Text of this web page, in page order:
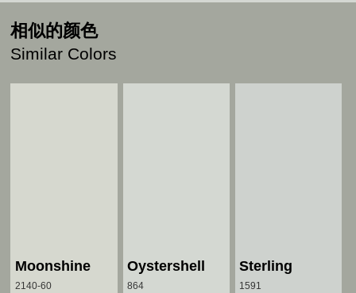
相似的颜色
Similar Colors
Moonshine
2140-60
Oystershell
864
Sterling
1591